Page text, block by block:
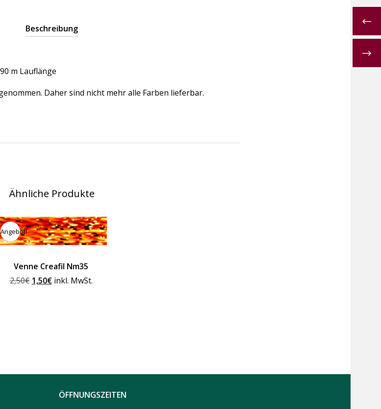
Beschreibung
m Lauflänge
Daher sind nicht mehr alle Farben lieferbar.
Ähnliche Produkte
Angebot!
Venne Creafil Nm35
2,50€ Ursprünglicher
1,50€Aktueller
inkl. MwSt.
ÖFFNUNGSZEITEN